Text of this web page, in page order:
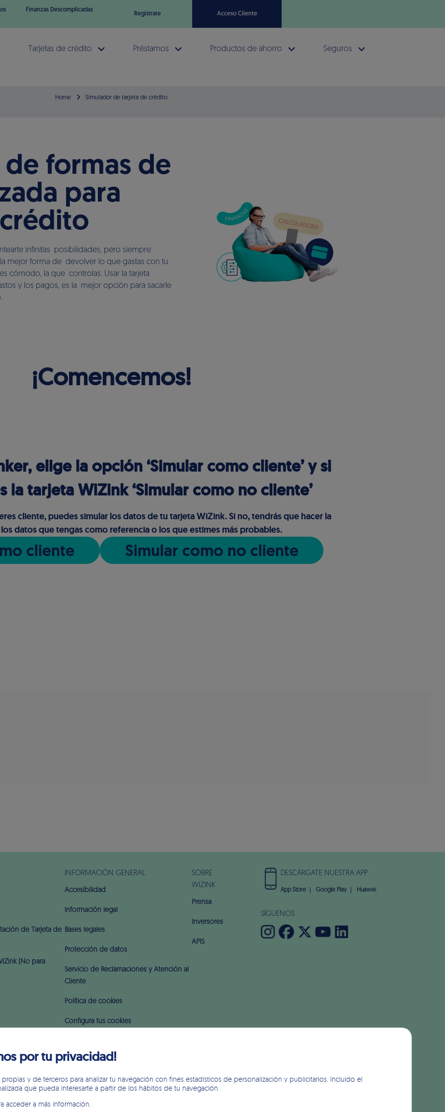
Finanzas Descomplicadas
Regístrate Acceso Cliente
Tarjetas de crédito Préstamos Productos de ahorro Seguros
Home Simulador de tarjeta de crédito
formas de
para
infinitas posibilidades, pero siempre
mejor forma de devolver lo que gastas con tu
cómodo, la que controlas. Usar la tarjeta
y los pagos, es la mejor opción para sacarle
¡Comencemos!
elige la opción ‘Simular como cliente’ y si
la tarjeta WiZink ‘Simular como no cliente’
cliente, puedes simular los datos de tu tarjeta WiZink. Si no, tendrás que hacer la
datos que tengas como referencia o los que estimes más probables.
cliente Simular como no cliente
de Tarjeta de
(No para
INFORMACIÓN GENERAL
Accesibilidad
Información legal
Bases legales
Protección de datos
Servicio de Reclamaciones y Atención al
Cliente
Política de cookies
Configura tus cookies
Seguridad en internet
Intereses y comisiones
SOBRE
WIZINK
Prensa
Inversores
APIS
DESCÁRGATE NUESTRA APP
App Store Google Play Huawei
SÍGUENOS
por tu privacidad!
propias y de terceros para analizar tu navegación con fines estadísticos de personalización y publicitarios. Incluido el
que pueda interesarte a partir de los hábitos de tu navegación.
acceder a más información.